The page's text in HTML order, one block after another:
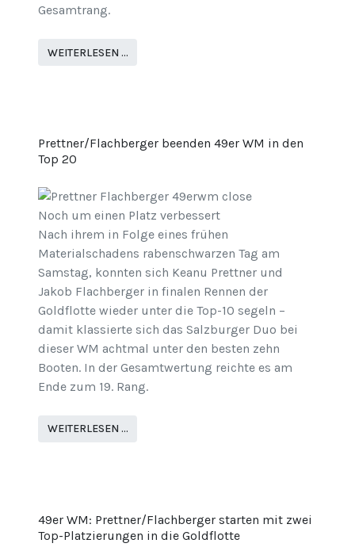
Gesamtrang.
WEITERLESEN …
Prettner/Flachberger beenden 49er WM in den
Top 20
Noch um einen Platz verbessert
Nach ihrem in Folge eines frühen
Materialschadens rabenschwarzen Tag am
Samstag, konnten sich Keanu Prettner und
Jakob Flachberger in finalen Rennen der
Goldflotte wieder unter die Top-10 segeln –
damit klassierte sich das Salzburger Duo bei
dieser WM achtmal unter den besten zehn
Booten. In der Gesamtwertung reichte es am
Ende zum 19. Rang.
WEITERLESEN …
49er WM: Prettner/Flachberger starten mit zwei
Top-Platzierungen in die Goldflotte